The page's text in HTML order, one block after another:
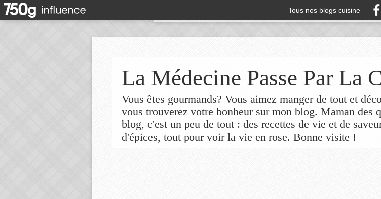
Tous nos blogs cuisine
La Médecine Passe Par La
Vous êtes gourmands? Vous aimez manger de tout et
vous trouverez votre bonheur sur mon blog. Maman des
blog, c'est un peu de tout : des recettes de vie et de
d'épices, tout pour voir la vie en rose. Bonne visite !